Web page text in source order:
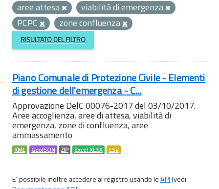
aree attesa
viabilità di emergenza
PCPC
zone confluenza
RISULTATO DEL FILTRO
Piano Comunale di Protezione Civile - Elementi
di gestione dell'emergenza - C...
Approvazione DelC 00076-2017 del 03/10/2017.
Aree accoglienza, aree di attesa, viabilità di
emergenza, zone di confluenza, aree
ammassamento
KML GeoJSON ZIP Excel XLSX CSV
E' possibile inoltre accedere al registro usando leAPI(vedi